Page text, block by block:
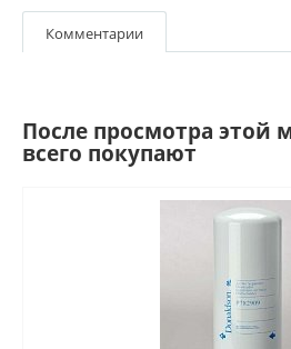
Комментарии
После просмотра этой
всего покупают